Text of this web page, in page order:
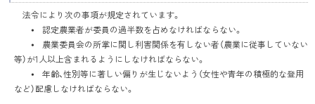
法令により次の事項が規定されています。
⦁ 認定農業者が委員の過半数を占めなければならない。
⦁ 農業委員会の所掌に関し利害関係を有しない者（農業に従事していない
等）が1人以上含まれるようにしなければならない。
⦁ 年齢、性別等に著しい偏りが生じないよう（女性や青年の積極的な登用
など）配慮しなければならない。